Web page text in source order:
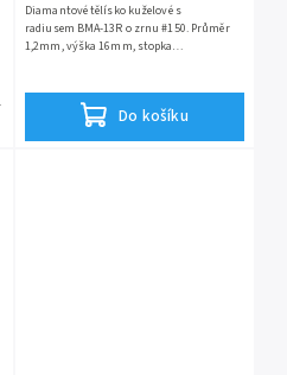
Do košíku
Diamantové tělísko kuželové s
radiusem BMA-13R o zrnu #150. Průměr
1,2mm, výška 16mm, stopka